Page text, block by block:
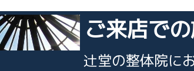
ご来店で
辻堂の整体院に